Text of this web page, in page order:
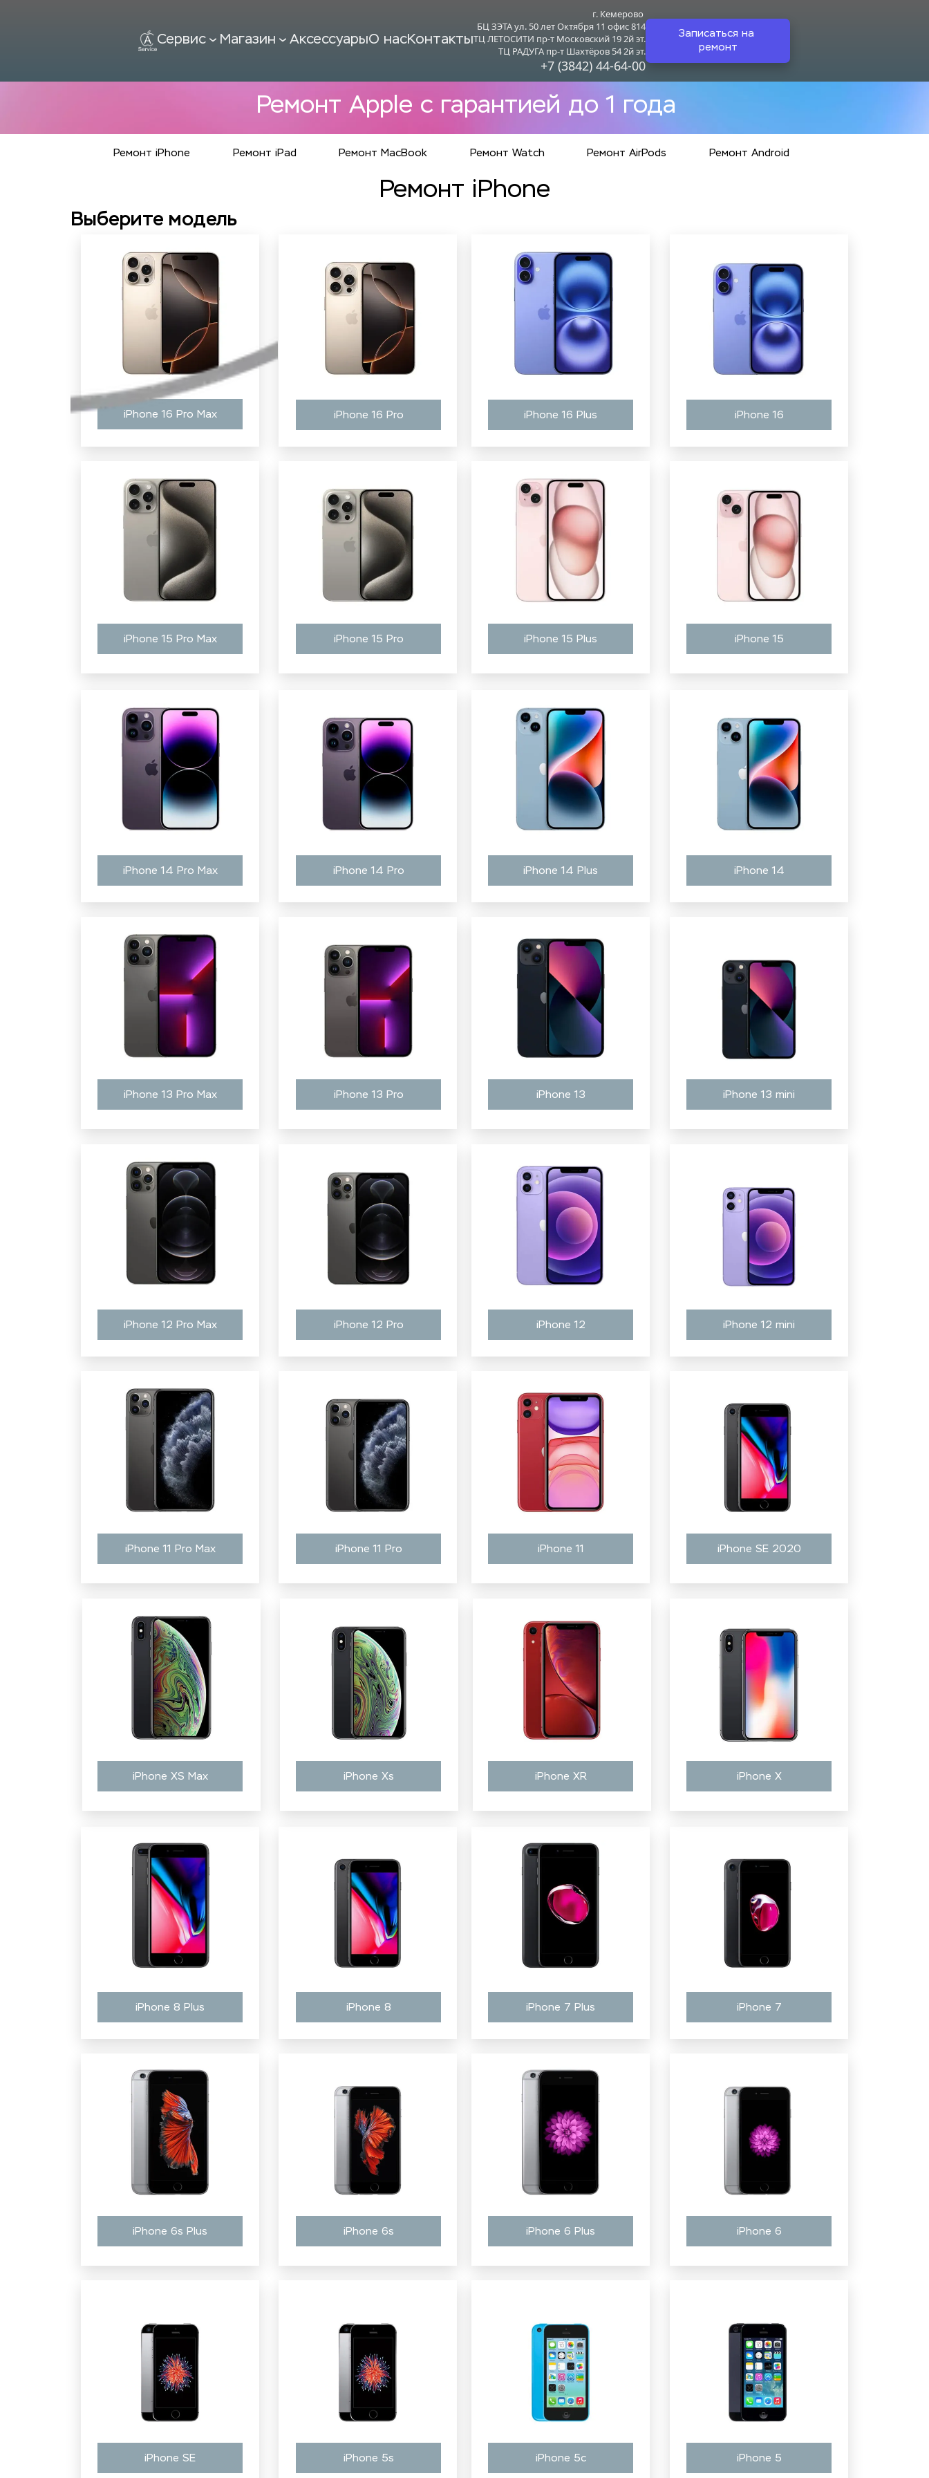
Сервис Магазин АксессуарыО насКонтакты
г. Кемерово
БЦ ЗЭТА ул. 50 лет Октября 11 офис 814
ТЦ ЛЕТОСИТИ пр-т Московский 19 2й эт.
ТЦ РАДУГА пр-т Шахтёров 54 2й эт.
+7 (3842) 44-64-00
Записаться на
ремонт
Ремонт Apple с гарантией до 1 года
Ремонт iPhone Ремонт iPad Ремонт MacBook Ремонт Watch Ремонт AirPods Ремонт Android
Ремонт iPhone
iPhone 16 Pro Max iPhone 16 Pro iPhone 16 Plus iPhone 16
iPhone 15 Pro Max iPhone 15 Pro iPhone 15 Plus iPhone 15
iPhone 14 Pro Max iPhone 14 Pro iPhone 14 Plus iPhone 14
iPhone 13 Pro Max iPhone 13 Pro iPhone 13 iPhone 13 mini
iPhone 12 Pro Max iPhone 12 Pro iPhone 12 iPhone 12 mini
iPhone 11 Pro Max iPhone 11 Pro iPhone 11 iPhone SE 2020
iPhone 8 Plus iPhone 8 iPhone 7 Plus iPhone 7
iPhone 6s Plus iPhone 6s iPhone 6 Plus iPhone 6
iPhone SE iPhone 5s iPhone 5c iPhone 5
Выберите модель
iPhone XS Max iPhone Xs iPhone XR iPhone X